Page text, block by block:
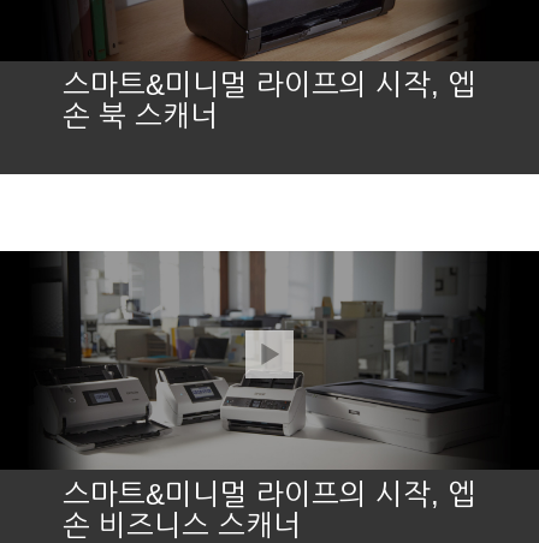
스마트&미니멀 라이프의 시작, 엡
손 북 스캐너
스마트&미니멀 라이프의 시작, 엡
손 비즈니스 스캐너